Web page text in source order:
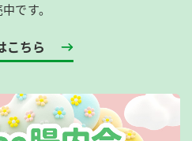
です。
こちら